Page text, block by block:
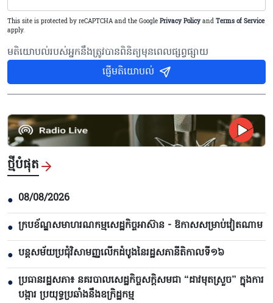
This site is protected by reCAPTCHA and the Google Privacy Policy and Terms of Service
apply.
មតិយោបល់របស់អ្នកនឹងត្រូវបានពិនិត្យមុនពេលផ្សព្វផ្សាយ
ផ្ញើមតិយោបល់
ថ្មីបំផុត
● 08/08/2026
● ក្របខ័ណ្ឌសមាហរណកម្មសេដ្ឋកិច្ចអាស៊ាន - ឱកាសសម្រាប់វៀតណាម
● បន្តសម័យប្រជុំវិសាមញ្ញលើកដំបូងនៃរដ្ឋសភានីតិកាលទី១៦
● ប្រធានរដ្ឋសភា៖ នគរបាលសេដ្ឋកិច្ចសក្តិសមជា “ដាវមុតស្រួច” ក្នុងការ
បង្ការ ប្រយុទ្ធប្រឆាំងនឹងឧក្រិដ្ឋកម្ម